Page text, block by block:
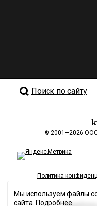
Поиск по сайту
© 2001—2026
Политика
Разработка
Мы используем файлы
сайта. Подробнее